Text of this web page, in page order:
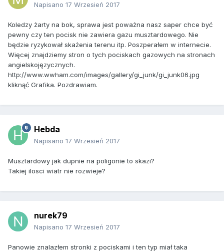
Napisano 17 Wrzesień 2017
Koledzy żarty na bok, sprawa jest poważna nasz saper chce być
pewny czy ten pocisk nie zawiera gazu musztardowego. Nie
będzie ryzykował skażenia terenu itp. Poszperałem w internecie.
Więcej znajdziemy stron o tych pociskach gazowych na stronach
angielskojęzycznych.
http://www.wwham.com/images/gallery/gi_junk/gi_junk06.jpg
kliknąć Grafika. Pozdrawiam.
Hebda
Napisano 17 Wrzesień 2017
Musztardowy jak dupnie na poligonie to skazi?
Takiej ilosci wiatr nie rozwieje?
nurek79
Napisano 17 Wrzesień 2017
Panowie znalazłem stronki z pociskami i ten typ miał taka